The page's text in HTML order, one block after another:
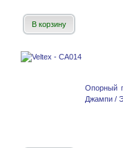
В корзину
Опорный
Джампи /